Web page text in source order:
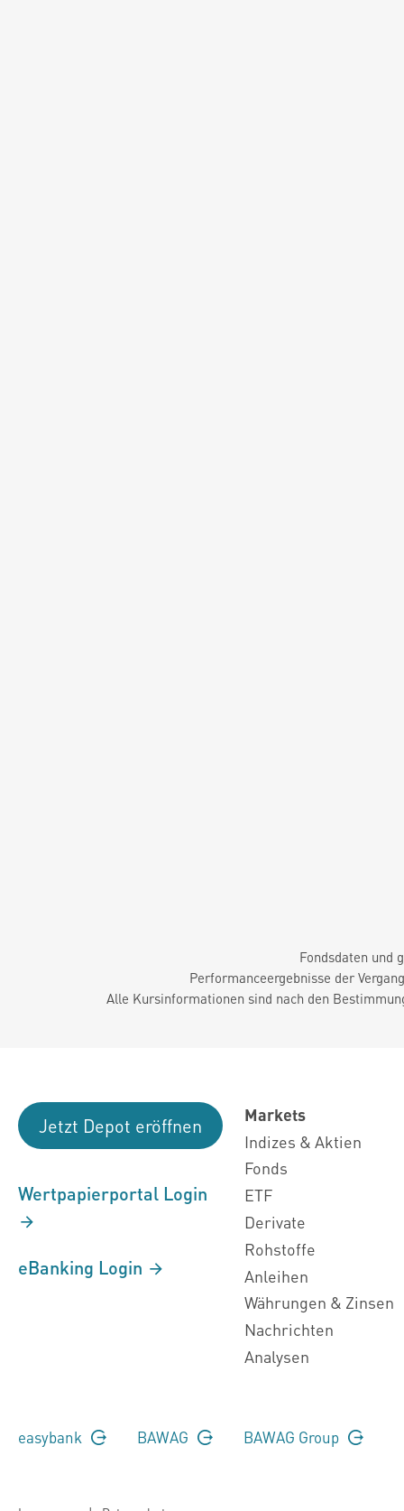
Fondsdaten und
Performanceergebnisse der
Alle Kursinformationen sind nach den
Jetzt Depot eröffnen
Wertpapierportal Login
eBanking Login
Markets
Indizes & Aktien
Fonds
ETF
Derivate
Rohstoffe
Anleihen
Währungen & Zinsen
Nachrichten
Analysen
easybank BAWAG BAWAG Group